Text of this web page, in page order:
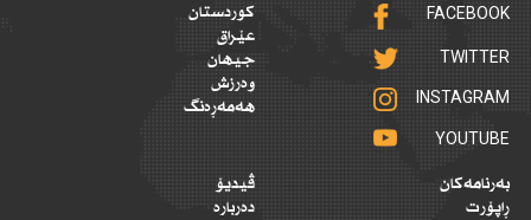
FACEBOOK
TWITTER
INSTAGRAM
YOUTUBE
کوردستان
عێراق
جیهان
وەرزش
هەمەڕەنگ
بەرنامەکان
ڕاپۆرت
ڤیدیۆ
دەربارە